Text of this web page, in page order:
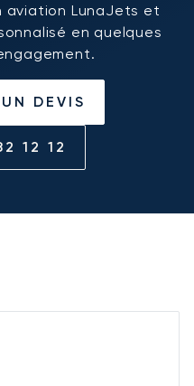
LunaJets et
en quelques
DEVIS
12 12